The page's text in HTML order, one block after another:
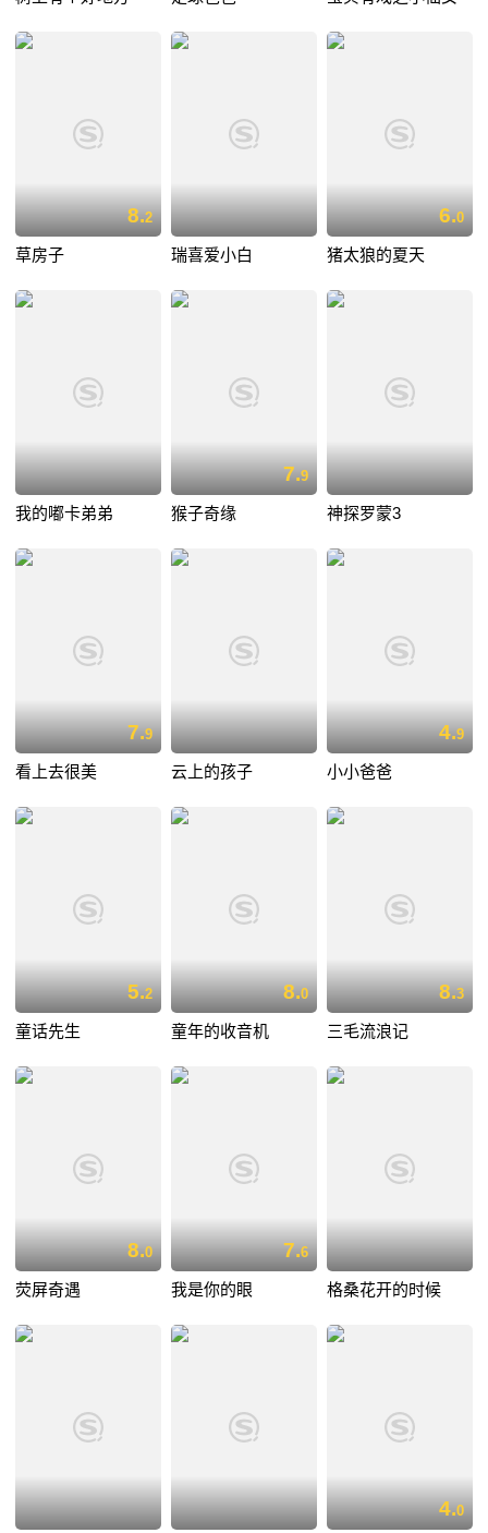
8.2
草房子 瑞喜爱小白
6.0
猪太狼的夏天
我的嘟卡弟弟
7.9
猴子奇缘 神探罗蒙3
7.9
看上去很美 云上的孩子
4.9
小小爸爸
5.2
童话先生
8.0
童年的收音机
8.3
三毛流浪记
8.0
荧屏奇遇
7.6
我是你的眼 格桑花开的时候
4.0